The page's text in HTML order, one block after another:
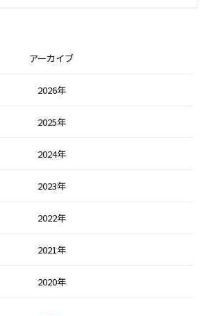
アーカイブ
2026年
2025年
2024年
2023年
2022年
2021年
2020年